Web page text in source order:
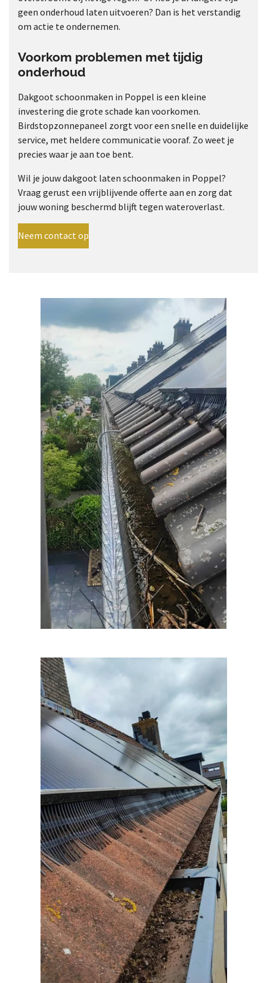
geen onderhoud laten uitvoeren? Dan is het verstandig
om actie te ondernemen.
Voorkom problemen met tijdig
onderhoud
Dakgoot schoonmaken in Poppel is een kleine
investering die grote schade kan voorkomen.
Birdstopzonnepaneel zorgt voor een snelle en duidelijke
service, met heldere communicatie vooraf. Zo weet je
precies waar je aan toe bent.
Wil je jouw dakgoot laten schoonmaken in Poppel?
Vraag gerust een vrijblijvende offerte aan en zorg dat
jouw woning beschermd blijft tegen wateroverlast.
Neem contact op